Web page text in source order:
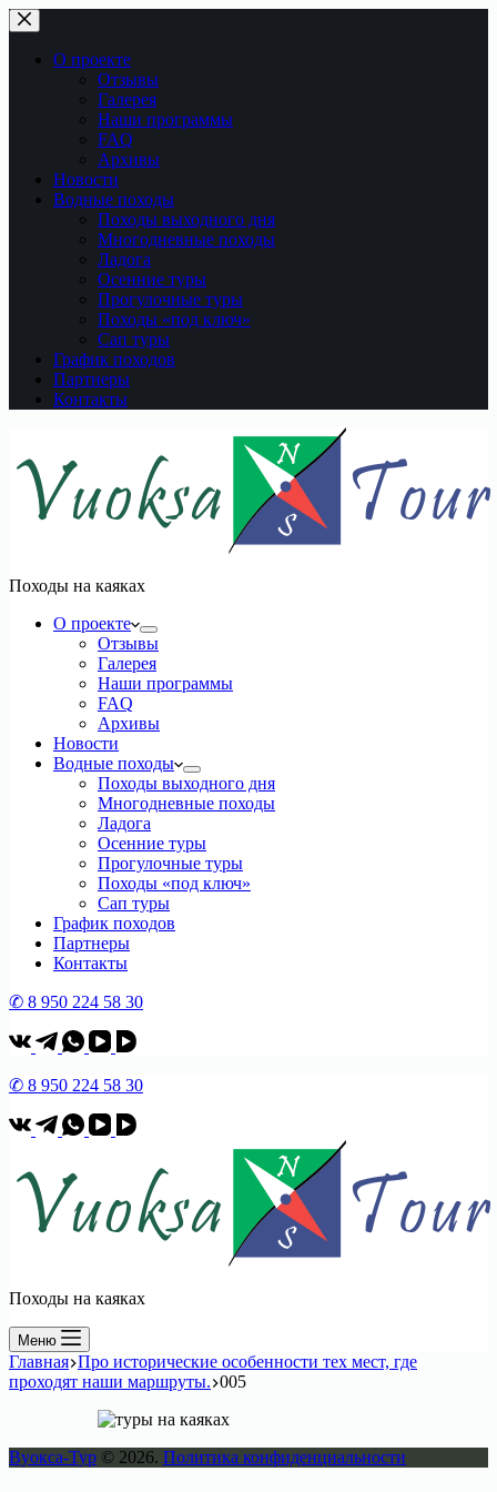
Перейти
к
сути
О проекте
Отзывы
Галерея
Наши программы
FAQ
Архивы
Новости
Водные походы
Походы выходного дня
Многодневные походы
Ладога
Осенние туры
Прогулочные туры
Походы «под ключ»
Сап туры
График походов
Партнеры
Контакты
Походы на каяках
О проекте
Отзывы
Галерея
Наши программы
FAQ
Архивы
Новости
Водные походы
Походы выходного дня
Многодневные походы
Ладога
Осенние туры
Прогулочные туры
Походы «под ключ»
Сап туры
График походов
Партнеры
Контакты
✆ 8 950 224 58 30
✆ 8 950 224 58 30
Походы на каяках
Меню
Главная Про исторические особенности тех мест, где
проходят наши маршруты. 005
Вуокса-Тур © 2026. Политика конфиденциальности